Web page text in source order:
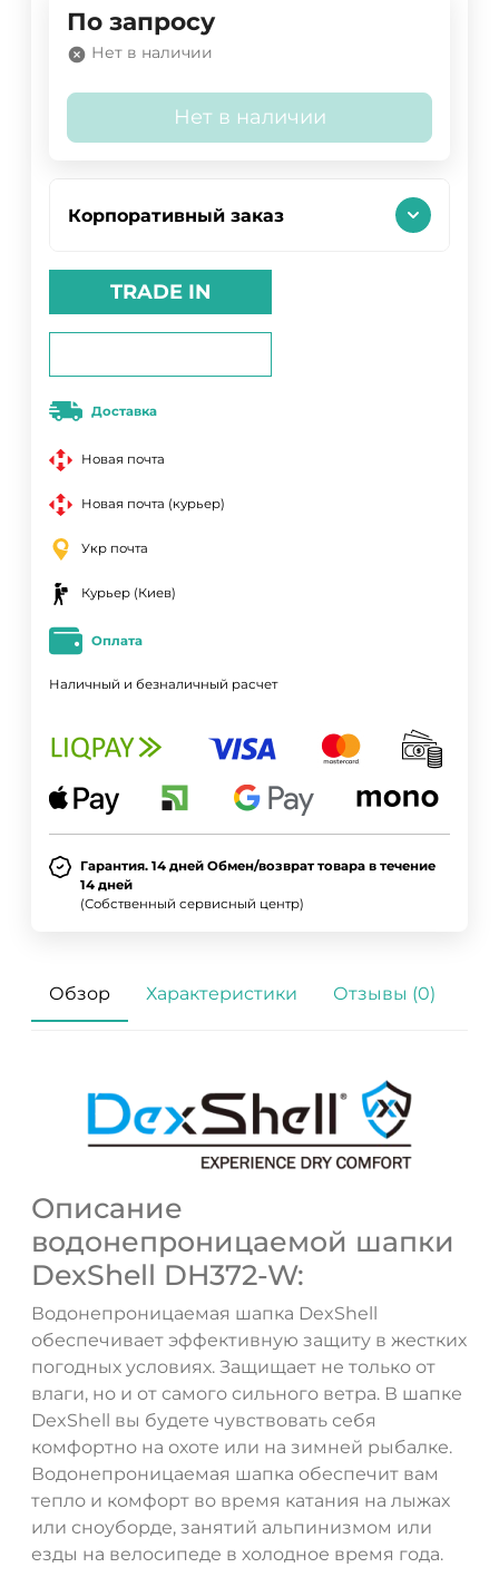
По запросу
Нет в наличии
Нет в наличии
Корпоративный заказ
TRADE IN
Доставка
Новая почта
Новая почта (курьер)
Укр почта
Курьер (Киев)
Оплата
Наличный и безналичный расчет
Гарантия. 14 дней Обмен/возврат товара в течение
14 дней
(Собственный сервисный центр)
Обзор Характеристики Отзывы (0)
Описание
водонепроницаемой шапки
DexShell DH372-W:
Водонепроницаемая шапка DexShell
обеспечивает эффективную защиту в жестких
погодных условиях. Защищает не только от
влаги, но и от самого сильного ветра. В шапке
DexShell вы будете чувствовать себя
комфортно на охоте или на зимней рыбалке.
Водонепроницаемая шапка обеспечит вам
тепло и комфорт во время катания на лыжах
или сноуборде, занятий альпинизмом или
езды на велосипеде в холодное время года.